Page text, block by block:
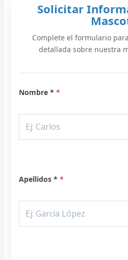
Solicitar
Complete el formulario
detallada sobre nuestra
Nombre *
Apellidos *